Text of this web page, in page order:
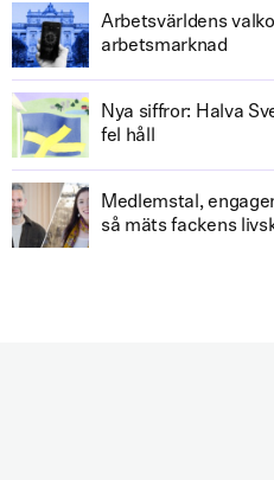
Arbetsvärldens
arbetsmarknad
Nya siffror: Halva
fel håll
Medlemstal,
så mäts fackens